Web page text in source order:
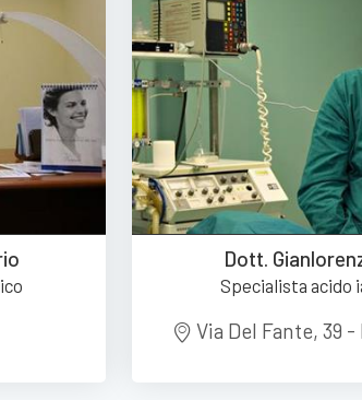
Dott.
Specialista acido
Via Del Fante, 39